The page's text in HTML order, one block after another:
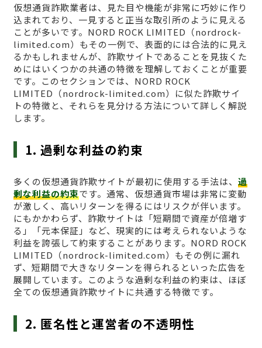
仮想通貨詐欺業者は、見た目や機能が非常に巧妙に作り
込まれており、一見すると正当な取引所のように見える
ことが多いです。NORD ROCK LIMITED（nordrock-
limited.com）もその一例で、表面的には合法的に見え
るかもしれませんが、詐欺サイトであることを見抜くた
めにはいくつかの共通の特徴を理解しておくことが重要
です。このセクションでは、NORD ROCK
LIMITED（nordrock-limited.com）に似た詐欺サイ
トの特徴と、それらを見分ける方法について詳しく解説
します。
1. 過剰な利益の約束
多くの仮想通貨詐欺サイトが最初に使用する手法は、 過
剰な利益の約束です。通常、仮想通貨市場は非常に変動
が激しく、高いリターンを得るにはリスクが伴います。
にもかかわらず、詐欺サイトは「短期間で資産が倍増す
る」「元本保証」など、現実的には考えられないような
利益を誇張して約束することがあります。NORD ROCK
LIMITED（nordrock-limited.com）もその例に漏れ
ず、短期間で大きなリターンを得られるといった広告を
展開しています。このような過剰な利益の約束は、ほぼ
全ての仮想通貨詐欺サイトに共通する特徴です。
2. 匿名性と運営者の不透明性